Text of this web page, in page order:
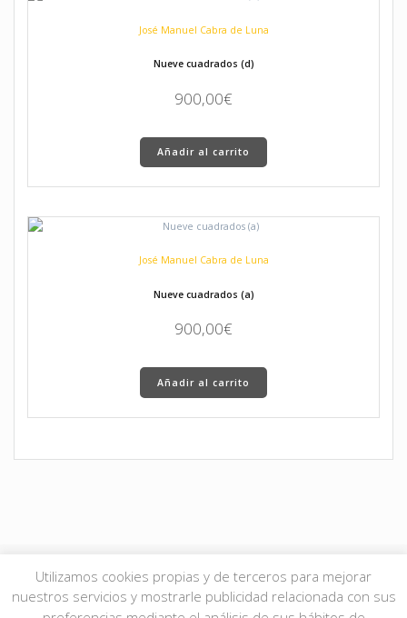
José Manuel Cabra de Luna
Nueve cuadrados (d)
900,00€
Añadir al carrito
José Manuel Cabra de Luna
Nueve cuadrados (a)
900,00€
Añadir al carrito
© 2026 JMgalería. Todos los derechos reservados.
Utilizamos cookies propias y de terceros para mejorar
nuestros servicios y mostrarle publicidad relacionada con sus